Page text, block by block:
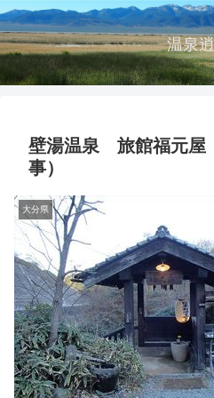
温泉
壁湯温泉 旅館福元屋
事）
大分県